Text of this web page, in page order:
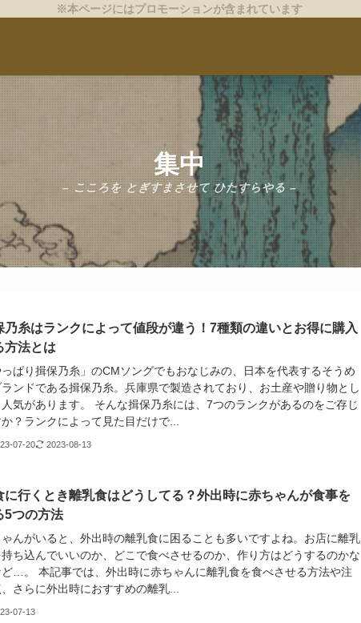
※本ページにはプロモーションが含まれています
集中
– こころを とぎすまさせて ひたすらやる –
乃糸はランクによって値段が違う！7種類の違いとお得に購入
方法とは
ぱり揖保乃糸」のCMソングでもおなじみの、日本を代表するそうめ
ンドである揖保乃糸。兵庫県で製造されており、お土産や贈り物とし
気があります。 そんな揖保乃糸には、7つのランクがあるのをご存じ
？ランクによって見た目だけで...
07-20 2023-08-13
に行くとき離乳食はどうしてる？外出時に赤ちゃんが食事を
5つの方法
んがいると、外出時の離乳食に困ることも多いですよね。お店に離乳
ち込んでいいのか、どこで食べさせるのか、作り方はどうするのかな
…。 本記事では、外出時に赤ちゃんに離乳食を食べさせる方法や注
さらに外出時におすすめの離乳...
07-13